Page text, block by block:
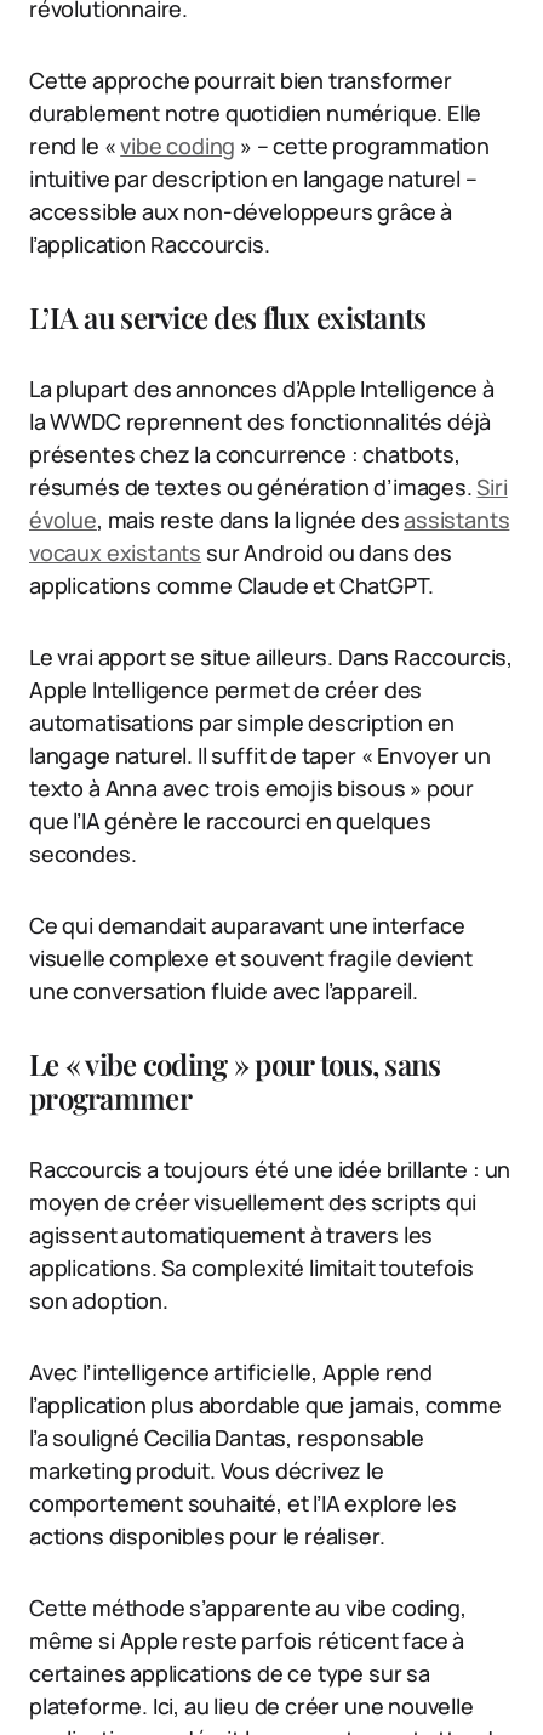
révolutionnaire.
Cette approche pourrait bien transformer
durablement notre quotidien numérique. Elle
rend le «vibe coding » – cette programmation
intuitive par description en langage naturel –
accessible aux non-développeurs grâce à
l’application Raccourcis.
L’IA au service des flux existants
La plupart des annonces d’Apple Intelligence à
la WWDC reprennent des fonctionnalités déjà
présentes chez la concurrence : chatbots,
résumés de textes ou génération d’images.Siri
évolue, mais reste dans la lignée desassistants
vocaux existants sur Android ou dans des
applications comme Claude et ChatGPT.
Le vrai apport se situe ailleurs. Dans Raccourcis,
Apple Intelligence permet de créer des
automatisations par simple description en
langage naturel. Il suffit de taper « Envoyer un
texto à Anna avec trois emojis bisous » pour
que l’IA génère le raccourci en quelques
secondes.
Ce qui demandait auparavant une interface
visuelle complexe et souvent fragile devient
une conversation fluide avec l’appareil.
Le « vibe coding » pour tous, sans
programmer
Raccourcis a toujours été une idée brillante : un
moyen de créer visuellement des scripts qui
agissent automatiquement à travers les
applications. Sa complexité limitait toutefois
son adoption.
Avec l’intelligence artificielle, Apple rend
l’application plus abordable que jamais, comme
l’a souligné Cecilia Dantas, responsable
marketing produit. Vous décrivez le
comportement souhaité, et l’IA explore les
actions disponibles pour le réaliser.
Cette méthode s’apparente au vibe coding,
même si Apple reste parfois réticent face à
certaines applications de ce type sur sa
plateforme. Ici, au lieu de créer une nouvelle